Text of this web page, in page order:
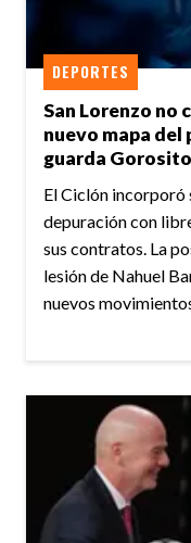
San Lorenzo no
nuevo mapa del
guarda Gorosito
DEPORTES
El Ciclón incorporó
depuración con
sus contratos. La
lesión de Nahuel
nuevos